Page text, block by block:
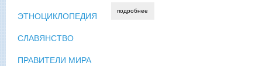
подробнее
ЭТНОЦИКЛОПЕДИЯ
СЛАВЯНСТВО
ПРАВИТЕЛИ МИРА